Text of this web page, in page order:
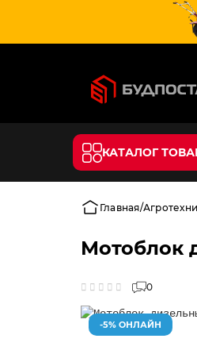
КАТАЛОГ
Главная
Мотоблок
0
-5% ОНЛАЙН